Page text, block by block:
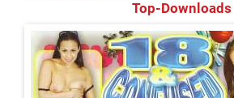
Top-Downloads